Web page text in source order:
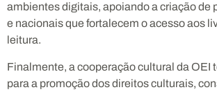
ambientes digitais, apoiando a criação de
e nacionais que fortalecem o acesso aos
leitura.
Finalmente, a cooperação cultural da OEI
para a promoção dos direitos culturais,